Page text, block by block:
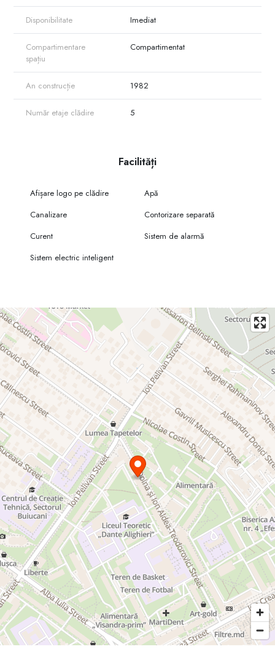
Disponibilitate Imediat
Compartimentare
spațiu
Compartimentat
An construcție 1982
Număr etaje clădire 5
Facilități
Afișare logo pe clădire
Apă
Canalizare
Contorizare separată
Curent
Sistem de alarmă
Sistem electric inteligent